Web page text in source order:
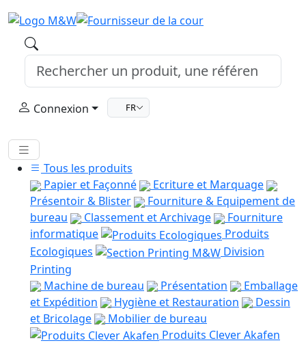
Connexion FR
Tous les produits
Papier et Façonné
Ecriture et Marquage
Présentoir & Blister
Fourniture & Equipement de
bureau
Classement et Archivage
Fourniture
informatique
Produits
Ecologiques
Division
Printing
Machine de bureau
Présentation
Emballage
et Expédition
Hygiène et Restauration
Dessin
et Bricolage
Mobilier de bureau
Produits Clever Akafen